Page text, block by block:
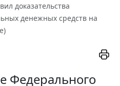
доказательства
денежных средств на
Федерального